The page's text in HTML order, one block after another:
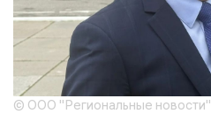
© ООО "Региональные новости"